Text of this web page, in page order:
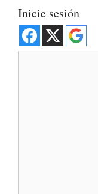
Inicie sesión